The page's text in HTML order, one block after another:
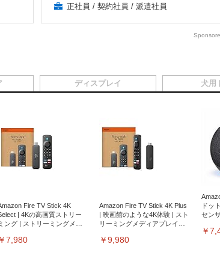
正社員 / 契約社員 / 派遣社員
Fire TV Stick 4K
| 4Kの高画質ストリー
ミング | ストリーミングメデ
￥7,980
Amazon Fire TV Stick 4K Plus
| 映画館のような4K体験 | スト
リーミングメディアプレイヤ
￥9,980
ドッ
セン
￥
ディスプレイ 犬用